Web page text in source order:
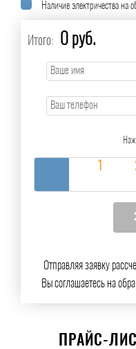
Наличие электричества на
Итого: 0 руб.
Отправляя заявку
Вы соглашаетесь на
ПРАЙС-